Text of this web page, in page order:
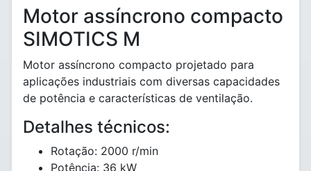
Motor assíncrono compacto
SIMOTICS M
Motor assíncrono compacto projetado para
aplicações industriais com diversas capacidades
de potência e características de ventilação.
Detalhes técnicos:
Rotação: 2000 r/min
Potência: 36 kW